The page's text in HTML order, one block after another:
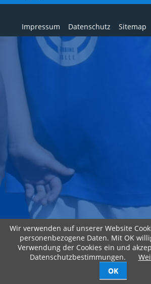
Wir verwenden auf unserer Website
personenbezogene Daten. Mit OK
Verwendung der Cookies ein und
Datenschutzbestimmungen.
OK
Navigation
überspringen
Impressum Datenschutz Sitemap